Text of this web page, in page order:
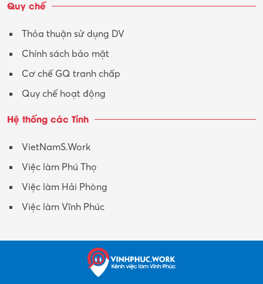
Quy chế
Thỏa thuận sử dụng DV
Chính sách bảo mật
Cơ chế GQ tranh chấp
Quy chế hoạt động
Hệ thống các Tỉnh
VietNamS.Work
Việc làm Phú Thọ
Việc làm Hải Phòng
Việc làm Vĩnh Phúc